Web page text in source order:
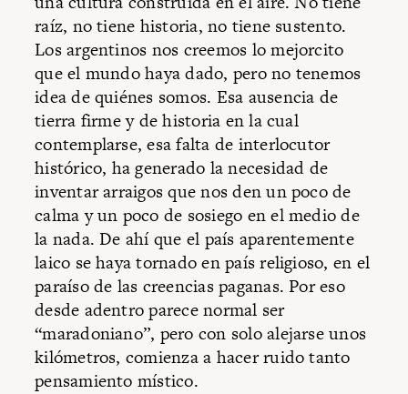
raíz, no tiene historia, no tiene sustento.
Los argentinos nos creemos lo mejorcito
que el mundo haya dado, pero no tenemos
idea de quiénes somos. Esa ausencia de
tierra firme y de historia en la cual
contemplarse, esa falta de interlocutor
histórico, ha generado la necesidad de
inventar arraigos que nos den un poco de
calma y un poco de sosiego en el medio de
la nada. De ahí que el país aparentemente
laico se haya tornado en país religioso, en el
paraíso de las creencias paganas. Por eso
desde adentro parece normal ser
“maradoniano”, pero con solo alejarse unos
kilómetros, comienza a hacer ruido tanto
pensamiento místico.